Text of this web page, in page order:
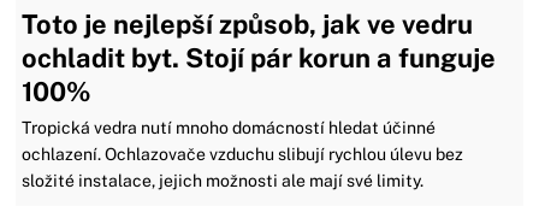
Toto je nejlepší způsob, jak ve vedru
ochladit byt. Stojí pár korun a funguje
100%
Tropická vedra nutí mnoho domácností hledat účinné
ochlazení. Ochlazovače vzduchu slibují rychlou úlevu bez
složité instalace, jejich možnosti ale mají své limity.